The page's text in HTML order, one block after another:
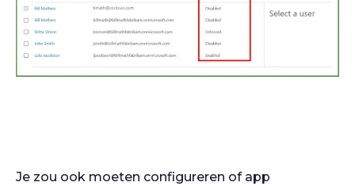
Je zou ook moeten configureren of app